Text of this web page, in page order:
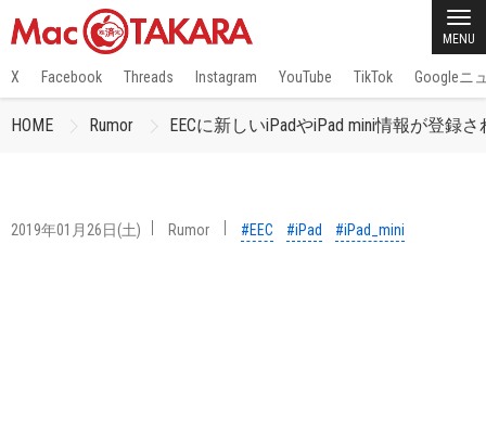
MENU
X Facebook Threads Instagram YouTube TikTok Googleニ
HOME Rumor EECに新しいiPadやiPad mini情報が登録
2019年01月26日(土) Rumor #EEC #iPad #iPad_mini